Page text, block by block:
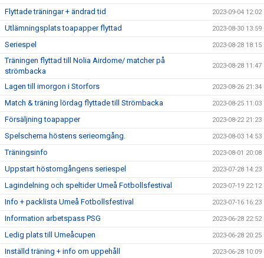
Flyttade träningar + ändrad tid 2023-09-04 12:02
Utlämningsplats toapapper flyttad 2023-08-30 13:59
Seriespel 2023-08-28 18:15
Träningen flyttad till Nolia Airdome/ matcher på
strömbacka
2023-08-28 11:47
Lagen till imorgon i Storfors 2023-08-26 21:34
Match & träning lördag flyttade till Strömbacka 2023-08-25 11:03
Försäljning toapapper 2023-08-22 21:23
Spelschema höstens serieomgång. 2023-08-03 14:53
Träningsinfo 2023-08-01 20:08
Uppstart höstomgångens seriespel 2023-07-28 14:23
Lagindelning och speltider Umeå Fotbollsfestival 2023-07-19 22:12
Info + packlista Umeå Fotbollsfestival 2023-07-16 16:23
Information arbetspass PSG 2023-06-28 22:52
Ledig plats till Umeåcupen 2023-06-28 20:25
Inställd träning + info om uppehåll 2023-06-28 10:09